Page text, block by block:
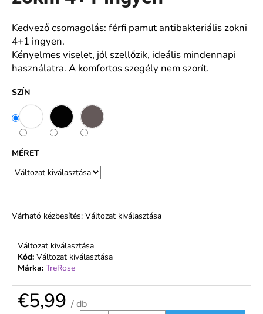
csillag.
Kedvező csomagolás: férfi pamut antibakteriális zokni
4+1 ingyen.
Kényelmes viselet, jól szellőzik, ideális mindennapi
használatra. A komfortos szegély nem szorít.
SZÍN
MÉRET
Várható kézbesítés: Változat kiválasztása
Változat kiválasztása
Kód: Változat kiválasztása
Márka: TreRose
€5,99 / db
A
j
á
n
l
j
u
k
NŐI
PAMUT
ALSÓ
FERA